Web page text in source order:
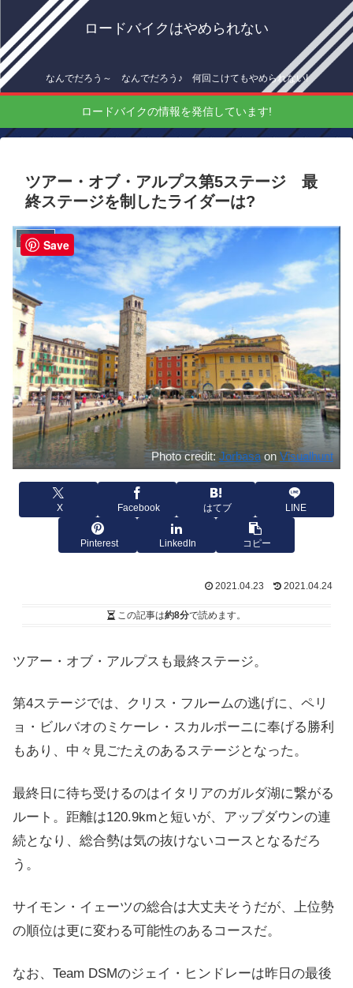
ロードバイクはやめられない
なんでだろう～ なんでだろう♪ 何回こけてもやめられない!
ロードバイクの情報を発信しています!
ツアー・オブ・アルプス第5ステージ 最
終ステージを制したライダーは?
海外情報
Photo credit: Jorbasaon Visualhunt
X Facebook はてブ LINE
Pinterest LinkedIn コピー
2021.04.23 2021.04.24
この記事は約8分で読めます。
ツアー・オブ・アルプスも最終ステージ。
第4ステージでは、クリス・フルームの逃げに、ペリ
ョ・ビルバオのミケーレ・スカルポーニに奉げる勝利
もあり、中々見ごたえのあるステージとなった。
最終日に待ち受けるのはイタリアのガルダ湖に繋がる
ルート。距離は120.9kmと短いが、アップダウンの連
続となり、総合勢は気の抜けないコースとなるだろ
う。
サイモン・イェーツの総合は大丈夫そうだが、上位勢
の順位は更に変わる可能性のあるコースだ。
なお、Team DSMのジェイ・ヒンドレーは昨日の最後
Save